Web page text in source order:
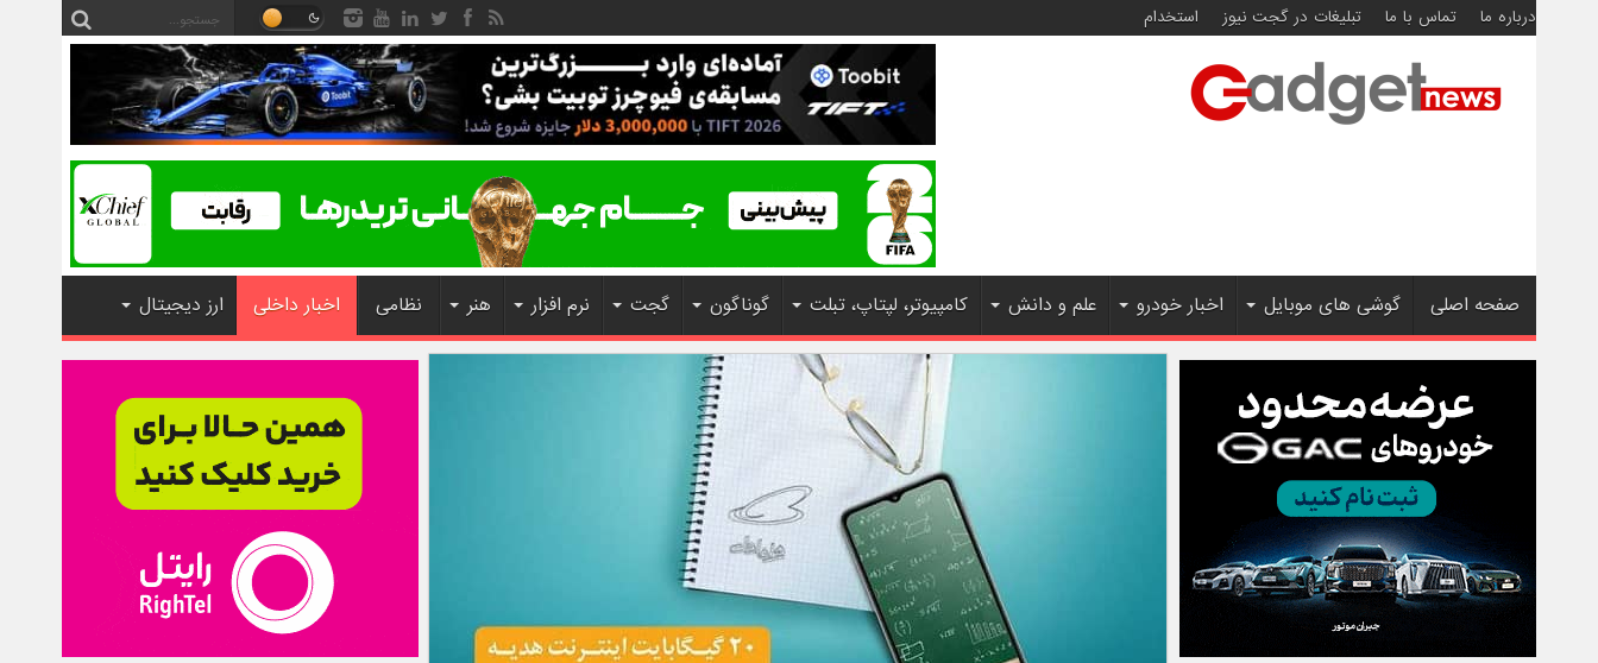
درباره ما تماس با ما تبلیغات در گجت نیوز استخدام
صفحه اصلی گوشی های موبایل اخبار خودرو علم و دانش کامپیوتر، لپتاپ، تبلت گوناگون گجت نرم افزار هنر نظامی اخبار داخلی ارز دیجیتال